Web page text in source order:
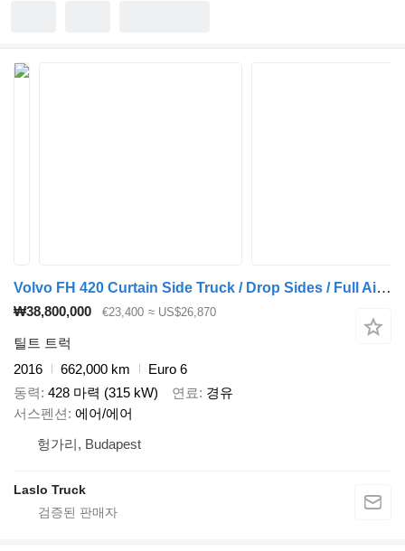
Volvo FH 420 Curtain Side Truck / Drop Sides / Full Air Suspension / E
₩38,800,000 €23,400 ≈ US$26,870
틸트 트럭
2016
662,000 km
Euro 6
동력 428 마력 (315 kW) 연료
경유
서스펜션 에어/에어
헝가리, Budapest
Laslo Truck